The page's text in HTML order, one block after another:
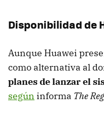
Disponibilidad de
Aunque Huawei
como alternativa al
planes de lanzar el
según informa The